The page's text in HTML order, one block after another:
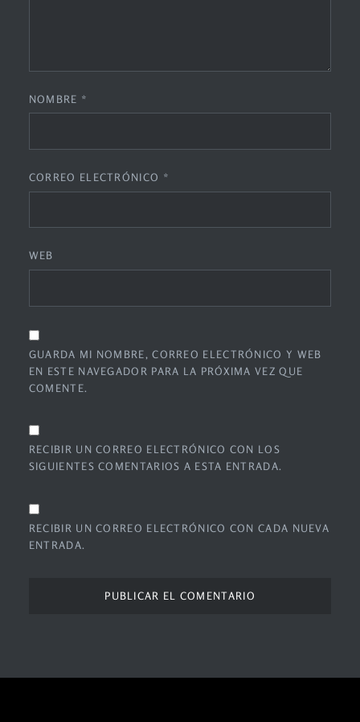
NOMBRE *
CORREO ELECTRÓNICO *
WEB
GUARDA MI NOMBRE, CORREO ELECTRÓNICO Y WEB
EN ESTE NAVEGADOR PARA LA PRÓXIMA VEZ QUE
COMENTE.
RECIBIR UN CORREO ELECTRÓNICO CON LOS
SIGUIENTES COMENTARIOS A ESTA ENTRADA.
RECIBIR UN CORREO ELECTRÓNICO CON CADA NUEVA
ENTRADA.